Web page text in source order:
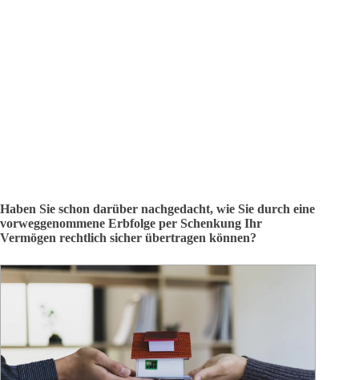
Haben Sie schon darüber nachgedacht, wie Sie durch eine
vorweggenommene Erbfolge per Schenkung Ihr
Vermögen rechtlich sicher übertragen können?